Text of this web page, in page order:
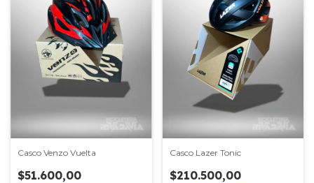
Casco Venzo Vuelta
$51.600,00
Casco Lazer Tonic
$210.500,00